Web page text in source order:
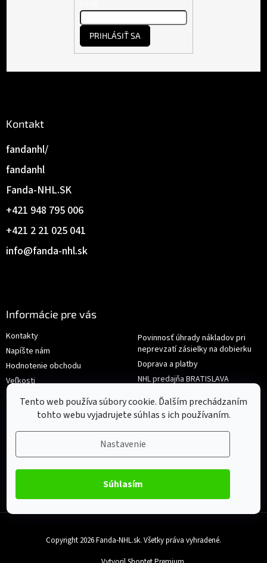
Tento web používa súbory cookie. Ďalším prechádzaním
tohto webu vyjadrujete súhlas s ich používaním.
Nastavenie
Súhlasím
Kontakt
info@fanda-nhl.sk
+421 2 21 025 041
+421 948 795 006
Fanda-NHL.SK
fandanhl
fandanhl/
Informácie pre vás
Kontakty
Napíšte nám
Hodnotenie obchodu
Veľkosti
Obchodné podmienky
Povinnosť úhrady nákladov pri
neprevzatí zásielky na dobierku
Doprava a platby
NHL predajňa BRATISLAVA
Reklamace/Výměna
PRIHLÁSIŤ SA
Copyright 2026Fanda-NHL.sk. Všetky práva vyhradené.